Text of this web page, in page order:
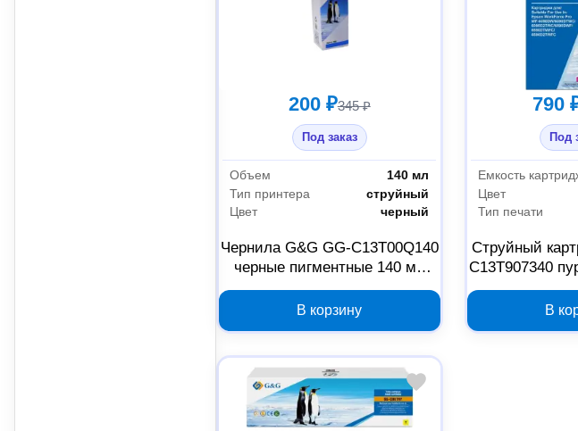
200 ₽345 ₽
Под заказ
Объем
140 мл
Тип принтера
струйный
Цвет
черный
Чернила G&G GG-C13T00Q140
черные пигментные 140 мл
для Epson EcoTank 7700/7750
1430617
В корзину
790
Под
Емкость
Цвет
Тип печати
Струйный
C13T907340
для
В